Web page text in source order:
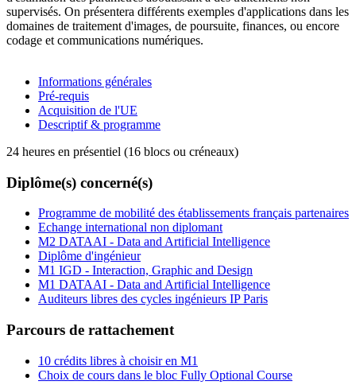
supervisés. On présentera différents exemples d'applications dans les
domaines de traitement d'images, de poursuite, finances, ou encore
codage et communications numériques.
Informations générales
Pré-requis
Acquisition de l'UE
Descriptif & programme
24 heures en présentiel (16 blocs ou créneaux)
Diplôme(s) concerné(s)
Programme de mobilité des établissements français partenaires
Echange international non diplomant
M2 DATAAI - Data and Artificial Intelligence
Diplôme d'ingénieur
M1 IGD - Interaction, Graphic and Design
M1 DATAAI - Data and Artificial Intelligence
Auditeurs libres des cycles ingénieurs IP Paris
Parcours de rattachement
10 crédits libres à choisir en M1
Choix de cours dans le bloc Fully Optional Course